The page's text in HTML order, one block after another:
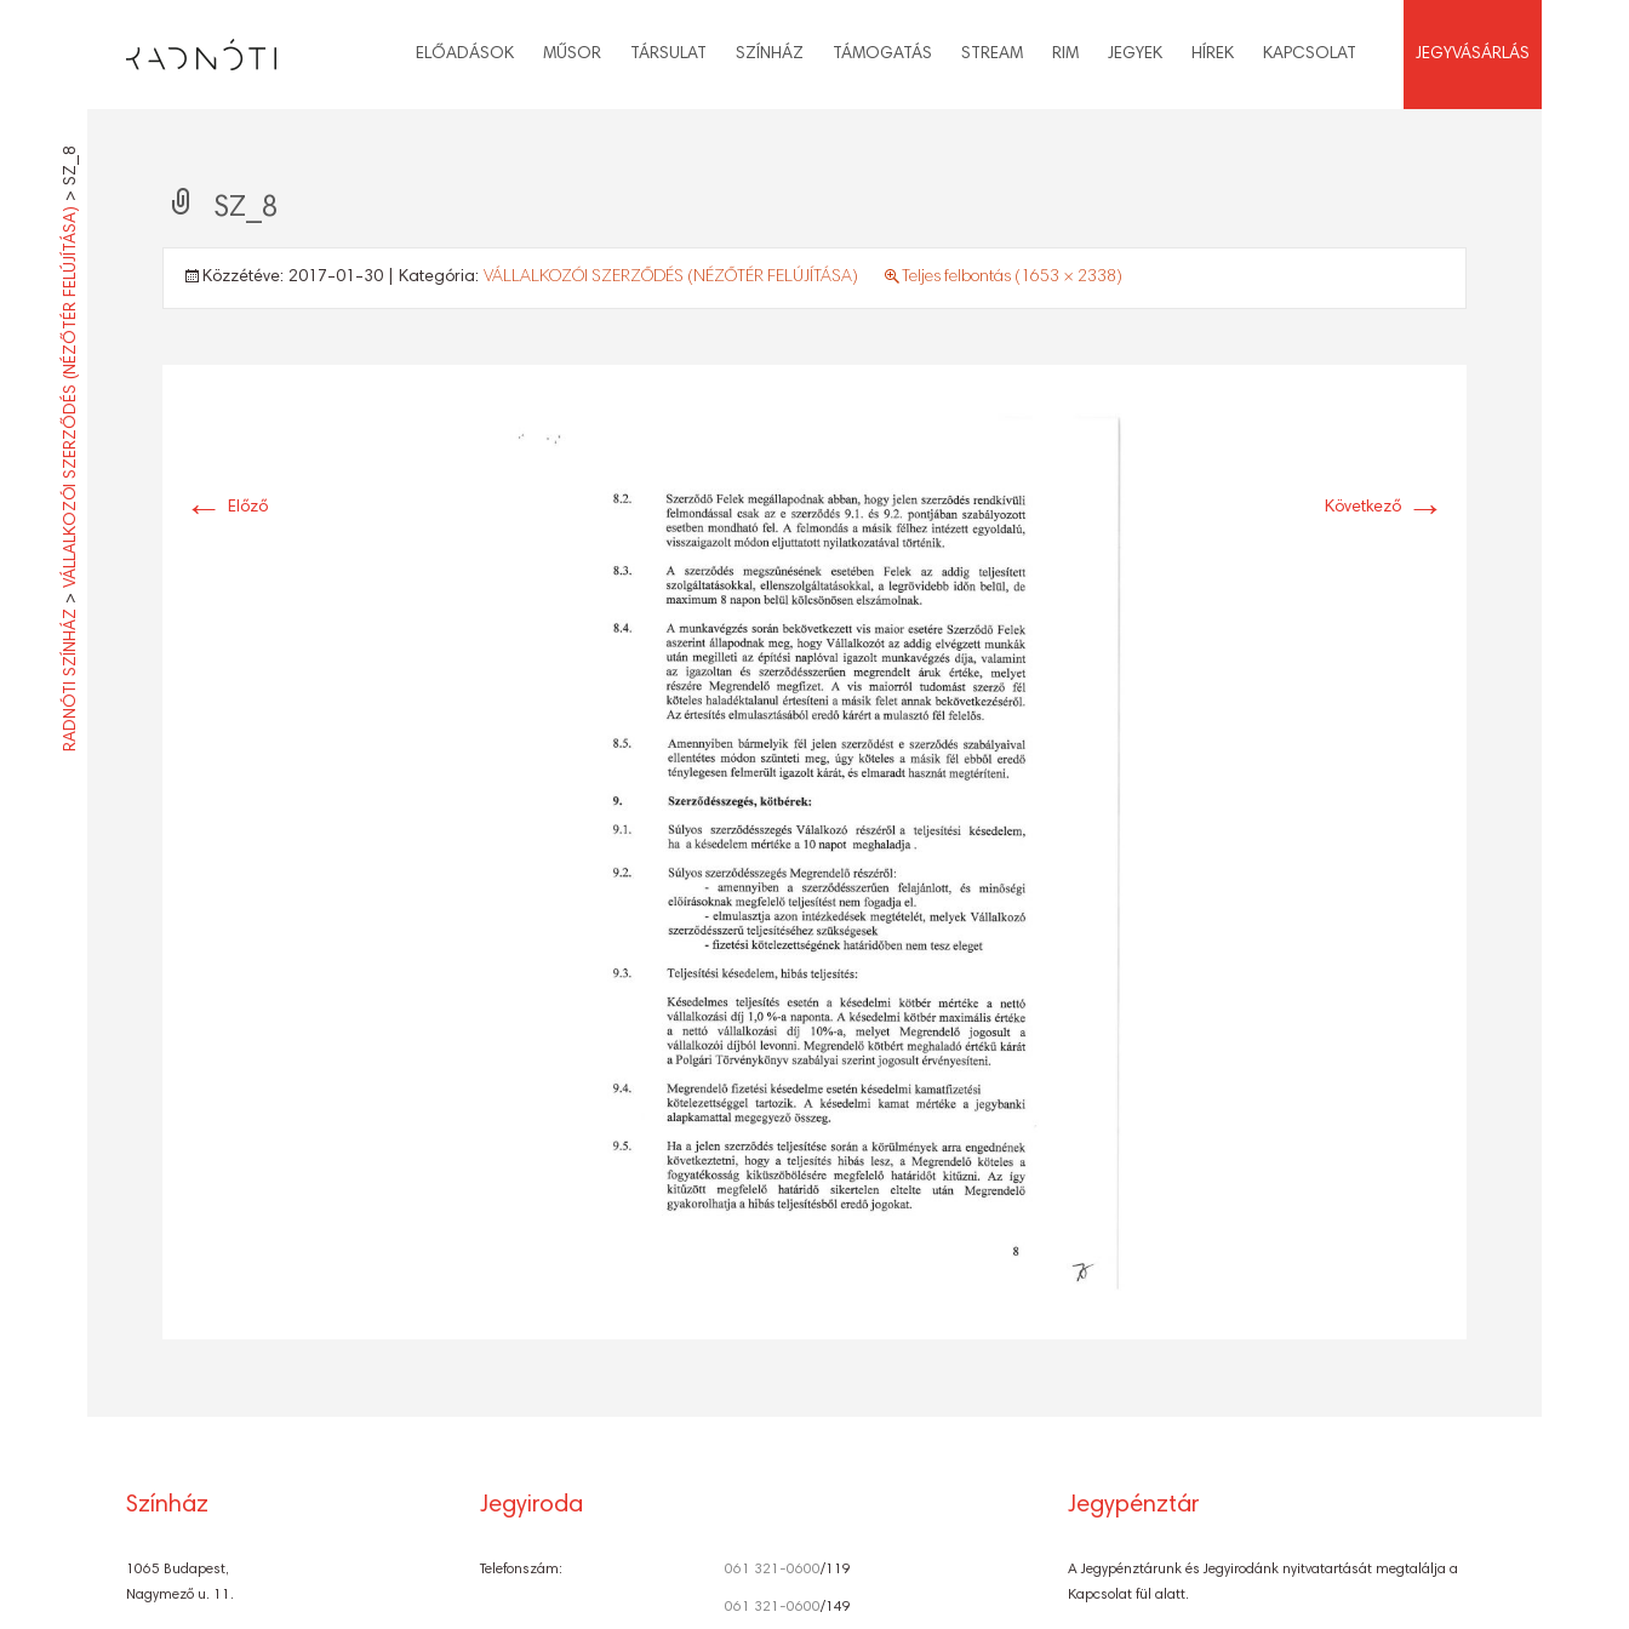
ELŐADÁSOK MŰSOR TÁRSULAT SZÍNHÁZ TÁMOGATÁS STREAM RIM JEGYEK HÍREK KAPCSOLAT JEGYVÁSÁRLÁS
RADNÓTI SZÍNHÁZ
>
VÁLLALKOZÓI SZERZŐDÉS (NÉZŐTÉR FELÚJÍTÁSA)
>
SZ_8
SZ_8
Közzétéve: 2017-01-30 | Kategória: VÁLLALKOZÓI SZERZŐDÉS (NÉZŐTÉR FELÚJÍTÁSA) Teljes felbontás (1653 × 2338)
← Előző Következő →
Színház
1065 Budapest,
Nagymező u. 11.
Jegyiroda
Telefonszám: 061 321-0600/119
061 321-0600/149
Jegypénztár
A Jegypénztárunk és Jegyirodánk nyitvatartását megtalálja a
Kapcsolat fül alatt.